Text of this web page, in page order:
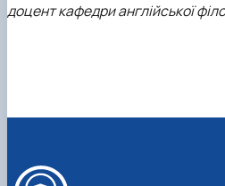
доцент кафедри англійської